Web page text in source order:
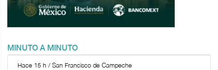
MINUTO A MINUTO
Hace 15 h / San Francisco de Campeche